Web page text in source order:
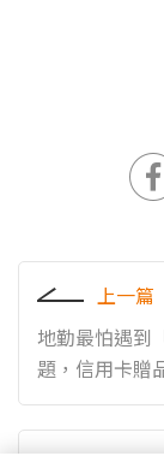
上一篇
地勤最怕遇到
題，信用卡贈